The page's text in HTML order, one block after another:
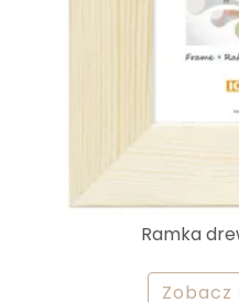
Ramka
Zobacz